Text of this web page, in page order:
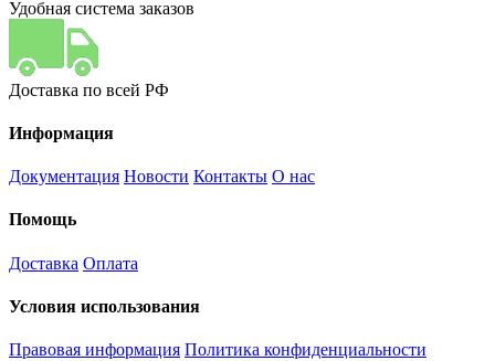
Удобная система заказов
Доставка по всей РФ
Информация
Документация Новости Контакты О нас
Помощь
Доставка Оплата
Условия использования
Правовая информация Политика конфиденциальности